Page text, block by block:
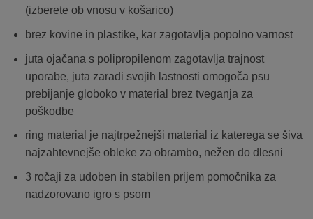
(izberete ob vnosu v košarico)
brez kovine in plastike, kar zagotavlja popolno varnost
juta ojačana s polipropilenom zagotavlja trajnost
uporabe, juta zaradi svojih lastnosti omogoča psu
prebijanje globoko v material brez tveganja za
poškodbe
ring material je najtrpežnejši material iz katerega se šiva
najzahtevnejše obleke za obrambo, nežen do dlesni
3 ročaji za udoben in stabilen prijem pomočnika za
nadzorovano igro s psom